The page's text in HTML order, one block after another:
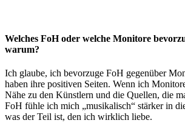
Welches FoH oder welche Monitore
warum?
Ich glaube, ich bevorzuge FoH gegenüber
haben ihre positiven Seiten. Wenn ich
Nähe zu den Künstlern und die Quellen, die
FoH fühle ich mich „musikalisch“ stärker in
was der Teil ist, den ich wirklich liebe.